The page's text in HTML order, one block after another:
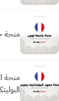
منحة
منحة